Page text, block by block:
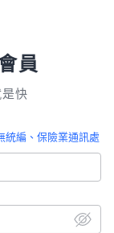
員
快
統編、保險業通訊處